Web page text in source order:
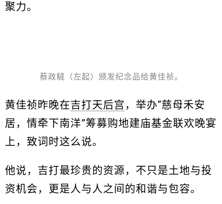
聚力。
蔡政駥（左起）颁发纪念品给黄佳祯。
黄佳祯昨晚在吉打天后宫 ，举办“慈母禾安
居，情牵下南洋”筹募购地建庙基金联欢晚宴
上，致词时这么说。
他说，吉打最珍贵的资源，不只是土地与投
资机会，更是人与人之间的和谐与包容。